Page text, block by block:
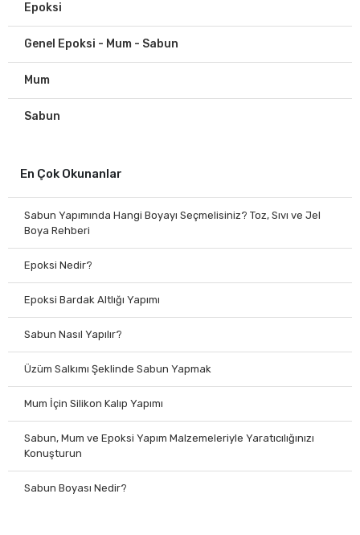
Epoksi
Genel Epoksi - Mum - Sabun
Mum
Sabun
En Çok Okunanlar
Sabun Yapımında Hangi Boyayı Seçmelisiniz? Toz, Sıvı ve Jel
Boya Rehberi
Epoksi Nedir?
Epoksi Bardak Altlığı Yapımı
Sabun Nasıl Yapılır?
Üzüm Salkımı Şeklinde Sabun Yapmak
Mum İçin Silikon Kalıp Yapımı
Sabun, Mum ve Epoksi Yapım Malzemeleriyle Yaratıcılığınızı
Konuşturun
Sabun Boyası Nedir?